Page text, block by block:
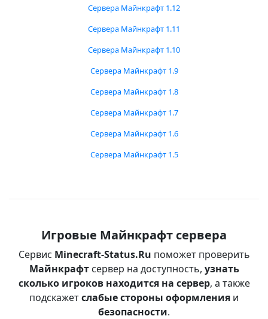
Сервера Майнкрафт 1.12
Сервера Майнкрафт 1.11
Сервера Майнкрафт 1.10
Сервера Майнкрафт 1.9
Сервера Майнкрафт 1.8
Сервера Майнкрафт 1.7
Сервера Майнкрафт 1.6
Сервера Майнкрафт 1.5
Игровые Майнкрафт сервера
Сервис Minecraft-Status.Ru поможет проверить
Майнкрафтсервер на доступность, узнать
сколько игроков находится на сервер, а также
подскажетслабые стороны оформления и
безопасности.